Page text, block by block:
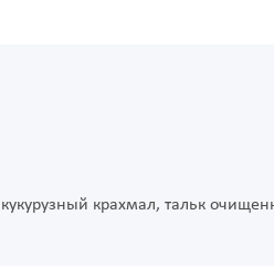
крахмал, тальк